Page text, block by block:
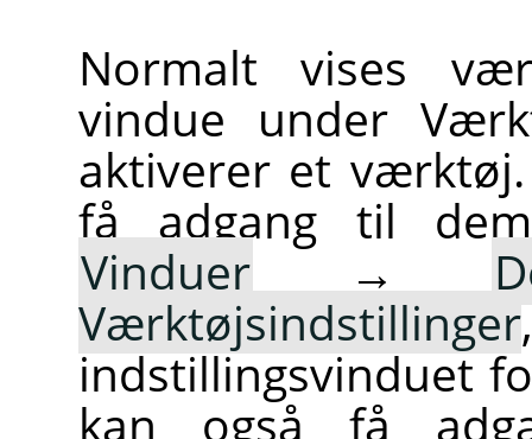
Normalt vises
vindue under
aktiverer et
få adgang til
Vinduer →
Værktøjsindstillinger
indstillingsvinduet
kan også få